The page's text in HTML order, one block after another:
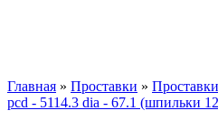
Главная » Проставки »
pcd - 5114.3 dia - 67.1 (шпильки